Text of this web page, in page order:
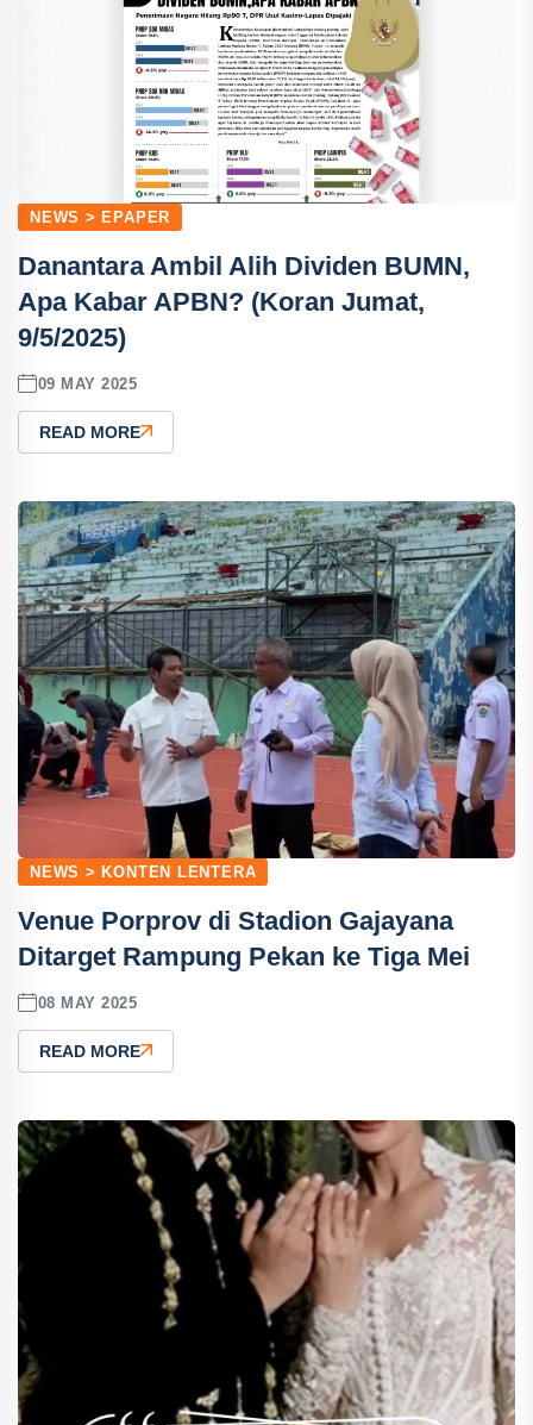
NEWS > EPAPER
Danantara Ambil Alih Dividen BUMN,
Apa Kabar APBN? (Koran Jumat,
9/5/2025)
09 MAY 2025
READ MORE
NEWS > KONTEN LENTERA
Venue Porprov di Stadion Gajayana
Ditarget Rampung Pekan ke Tiga Mei
08 MAY 2025
READ MORE